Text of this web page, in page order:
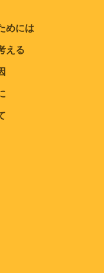
めには
える